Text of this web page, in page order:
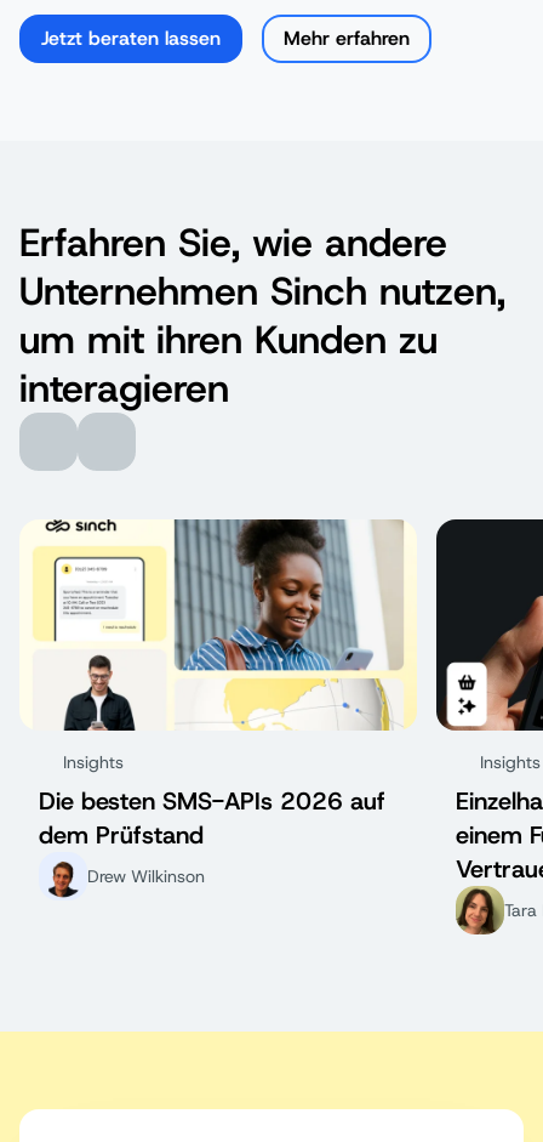
Jetzt beraten lassen Mehr erfahren
Erfahren Sie, wie andere
Unternehmen Sinch nutzen,
um mit ihren Kunden zu
interagieren
Insights
Die besten SMS-APIs 2026 auf
dem Prüfstand
Drew Wilkinson
Insights
einem
Tara